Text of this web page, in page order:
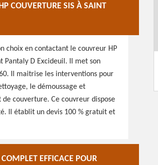
COUVERTURE SIS À SAINT
choix en contactant le couvreur HP
Pantaly D Excideuil. Il met son
Il maitrise les interventions pour
le démoussage et
couverture. Ce couvreur dispose
Il établit un devis 100 % gratuit et
EFFICACE POUR